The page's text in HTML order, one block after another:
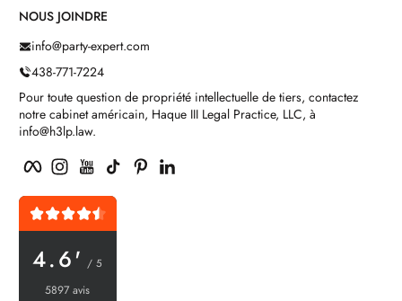
NOUS JOINDRE
info@party-expert.com
438-771-7224
Pour toute question de propriété intellectuelle de tiers, contactez
notre cabinet américain, Haque III Legal Practice, LLC, à
info@h3lp.law.
FacebookInstagramYouTubeTikTok Pinterest
4.6' / 5
5897 avis